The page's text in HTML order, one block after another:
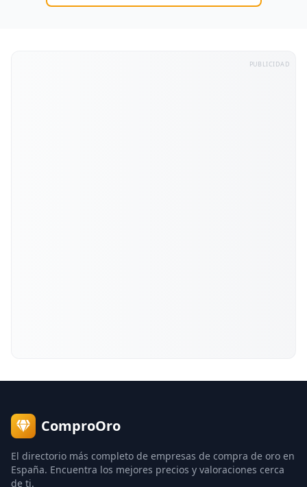
PUBLICIDAD
ComproOro
El directorio más completo de empresas de compra de oro en
España. Encuentra los mejores precios y valoraciones cerca
de ti.